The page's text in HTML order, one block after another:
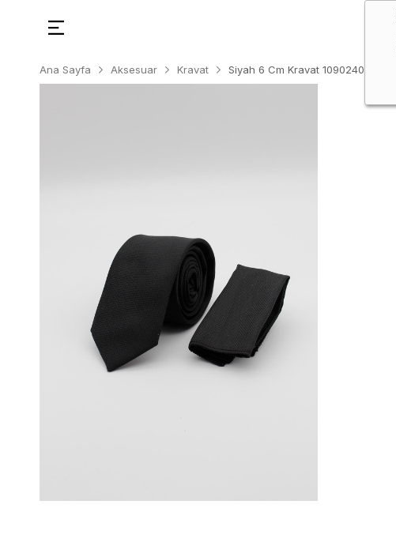
Ana Sayfa Aksesuar Kravat Siyah 6 Cm Kravat 1090240101